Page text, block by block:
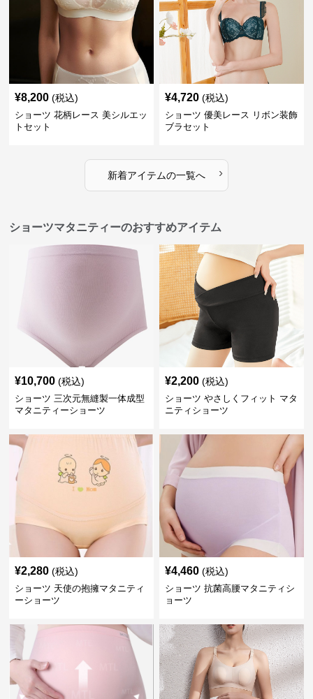
¥8,200 (税込)
ショーツ 花柄レース 美シルエッ
トセット
¥4,720 (税込)
ショーツ 優美レース リボン装飾
ブラセット
新着アイテムの一覧へ ›
ショーツマタニティーのおすすめアイテム
¥10,700 (税込)
ショーツ 三次元無縫製一体成型
マタニティーショーツ
¥2,200 (税込)
ショーツ やさしくフィット マタ
ニティショーツ
¥2,280 (税込)
ショーツ 天使の抱擁マタニティ
ーショーツ
¥4,460 (税込)
ショーツ 抗菌高腰マタニティシ
ョーツ